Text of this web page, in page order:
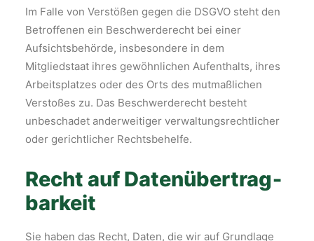
Im Falle von Verstößen gegen die DSGVO steht den
Betroffenen ein Beschwerderecht bei einer
Aufsichtsbehörde, insbesondere in dem
Mitgliedstaat ihres gewöhnlichen Aufenthalts, ihres
Arbeitsplatzes oder des Orts des mutmaßlichen
Verstoßes zu. Das Beschwerderecht besteht
unbeschadet anderweitiger verwaltungsrechtlicher
oder gerichtlicher Rechtsbehelfe.
Recht auf Daten­übertrag­
barkeit
Sie haben das Recht, Daten, die wir auf Grundlage